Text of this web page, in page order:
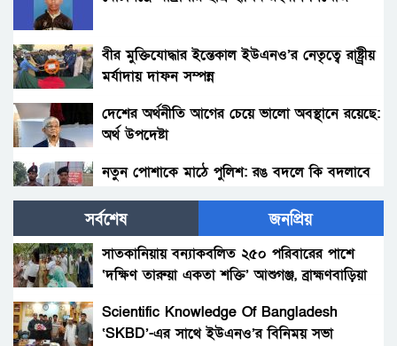
বীর মুক্তিযোদ্ধার ইন্তেকাল ইউএনও’র নেতৃত্বে রাষ্ট্র্রীয়
মর্যাদায় দাফন সম্পন্ন
দেশের অর্থনীতি আগের চেয়ে ভালো অবস্থানে রয়েছে:
অর্থ উপদেষ্টা
নতুন পোশাকে মাঠে পুলিশ: রঙ বদলে কি বদলাবে
হাকিমপুরসহ ৪ উপজেলায় বিএনপির এমপি প্রার্থী ডাঃ
জাহিদের ব্যাবস্থাপনায় ফ্রী মেডিকেল ক্যাম্প ও ঔষধ
বিতরণ।
গ্রহন।
সর্বশেষ জনপ্রিয়
সাতকানিয়ায় বন্যাকবলিত ২৫০ পরিবারের পাশে
‘দক্ষিণ তারুয়া একতা শক্তি’ আশুগঞ্জ, ব্রাহ্মণবাড়িয়া
Scientific Knowledge Of Bangladesh
‘SKBD’-এর সাথে ইউএনও’র বিনিময় সভা